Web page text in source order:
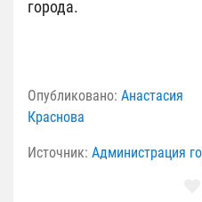
города.
Опубликовано: Анастасия
Краснова
Источник: Администрация